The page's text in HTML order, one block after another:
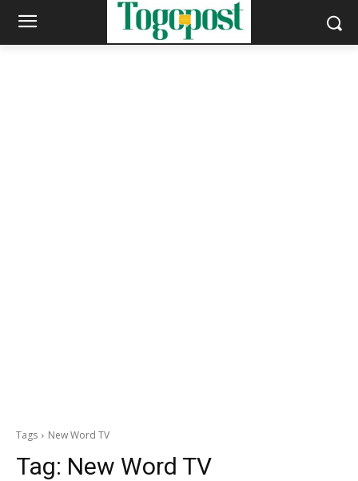
Tags New Word TV
Tag: New Word TV